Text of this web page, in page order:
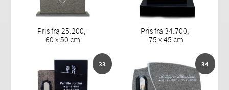
Pris fra 25.200,-
60 x 50 cm
Pris fra 34.700,-
75 x 45 cm
33 34